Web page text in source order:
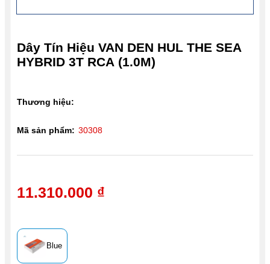
Dây Tín Hiệu VAN DEN HUL THE SEA
HYBRID 3T RCA (1.0M)
Blue
11.310.000 ₫
Thương hiệu:
Mã sản phẩm: 30308